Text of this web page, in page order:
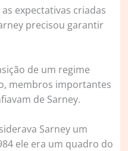
expectativas criadas
precisou garantir
de um regime
membros importantes
de Sarney.
Sarney um
ele era um quadro do